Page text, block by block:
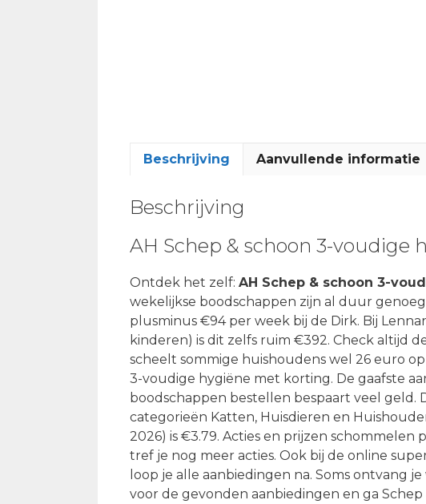
Beschrijving Aanvullende informatie
Beschrijving
AH Schep & schoon 3-voudige
Ontdek het zelf: AH Schep & schoon 3-
wekelijkse boodschappen zijn al duur
plusminus €94 per week bij de Dirk. Bij
kinderen) is dit zelfs ruim €392. Check altijd
scheelt sommige huishoudens wel 26 euro
3-voudige hygiëne met korting. De gaafste
boodschappen bestellen bespaart veel geld.
categorieën Katten, Huisdieren en
2026) is €3.79. Acties en prijzen
tref je nog meer acties. Ook bij de online
loop je alle aanbiedingen na. Soms ontvang
voor de gevonden aanbiedingen en ga